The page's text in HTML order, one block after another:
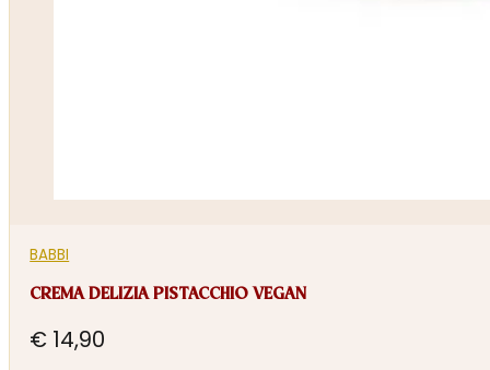
BABBI
CREMA DELIZIA PISTACCHIO VEGAN
€ 14,90